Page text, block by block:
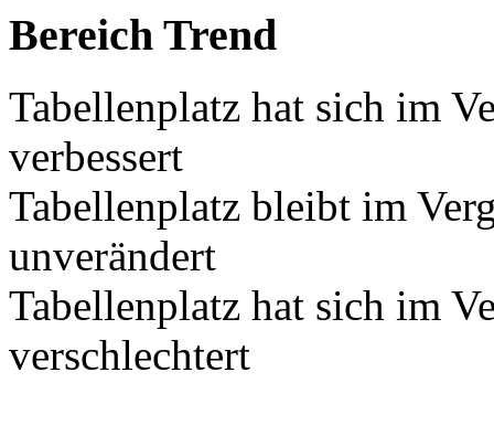
Bereich Trend
Tabellenplatz hat sich im
verbessert
Tabellenplatz bleibt im
unverändert
Tabellenplatz hat sich im
verschlechtert